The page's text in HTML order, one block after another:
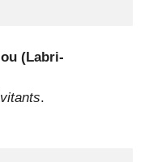
(Labri-
.